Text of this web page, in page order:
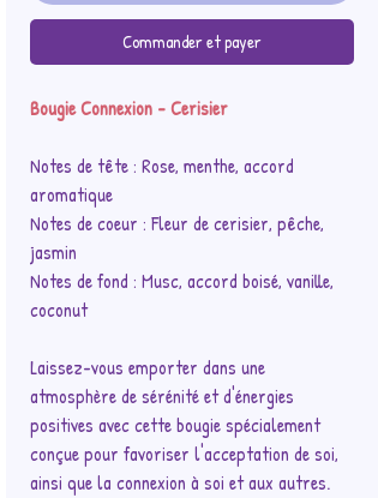
Commander et payer
Bougie Connexion - Cerisier
Notes de tête : Rose, menthe, accord
aromatique
Notes de coeur : Fleur de cerisier, pêche,
jasmin
Notes de fond : Musc, accord boisé, vanille,
coconut
Laissez-vous emporter dans une
atmosphère de sérénité et d'énergies
positives avec cette bougie spécialement
conçue pour favoriser l'acceptation de soi,
ainsi que la connexion à soi et aux autres.